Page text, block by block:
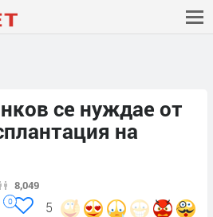
се нуждае от
на
8,049
5
0